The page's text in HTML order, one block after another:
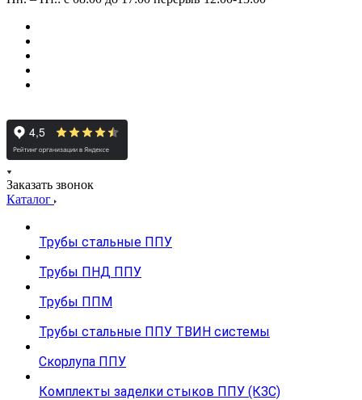
Заказать звонок
Каталог
Трубы стальные ППУ
Трубы ПНД ППУ
Трубы ППМ
Трубы стальные ППУ ТВИН системы
Скорлупа ППУ
Комплекты заделки стыков ППУ (КЗС)